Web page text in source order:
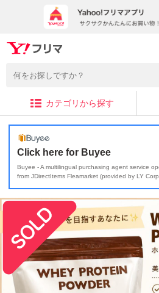
カテゴリから探す
Click here for Buyee
Buyee - A multilingual purchasing agent service
from JDirectItems Fleamarket (provided by LY